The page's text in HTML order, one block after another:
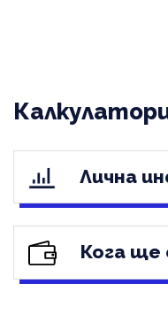
Лична
Кога ще